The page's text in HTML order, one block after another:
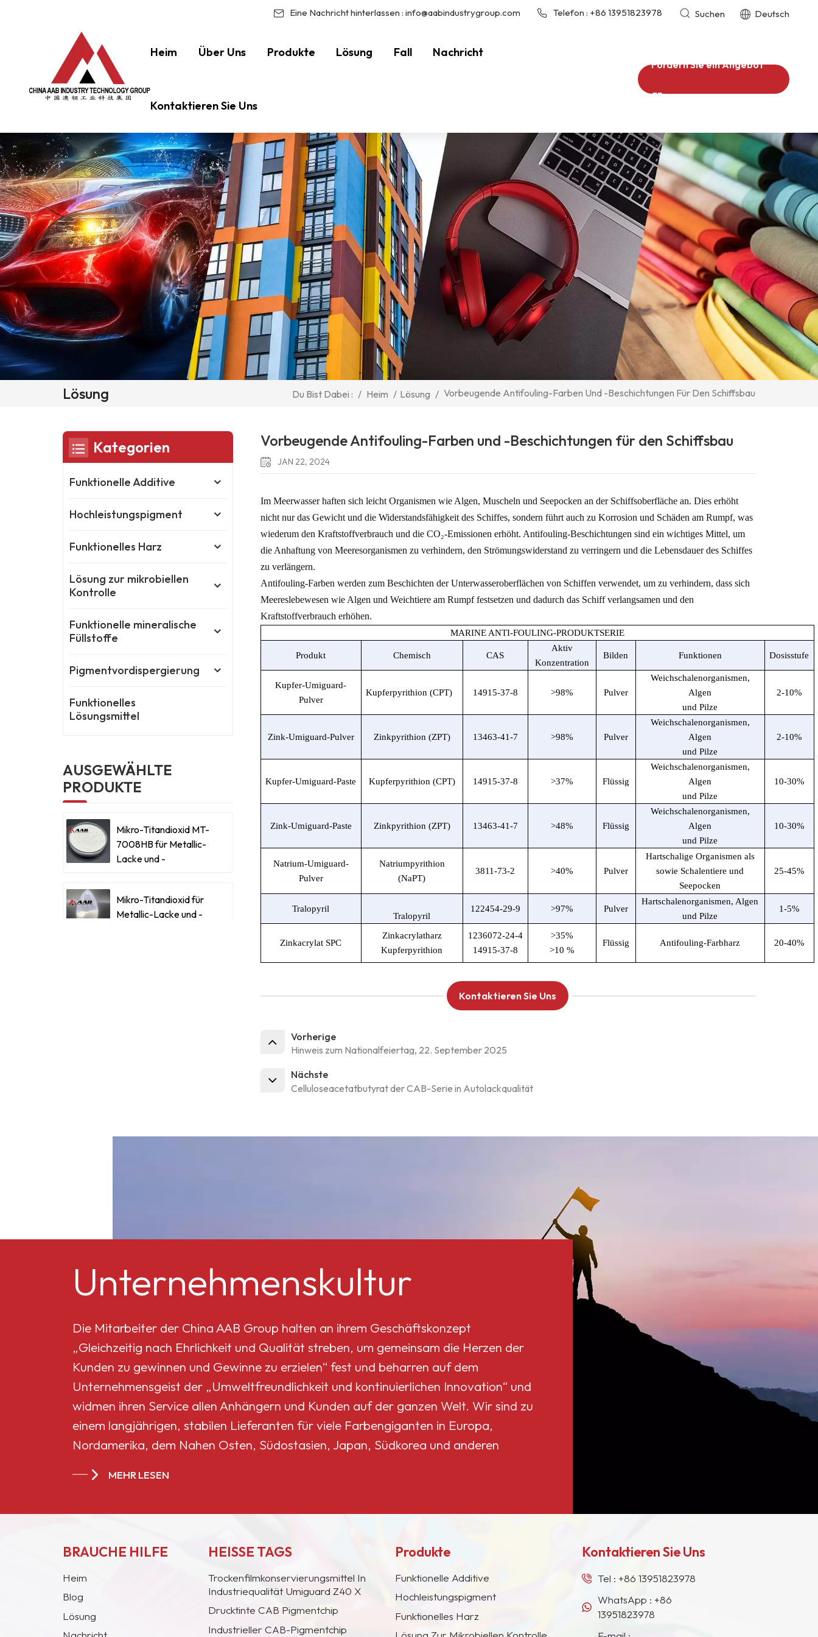
Eine Nachricht hinterlassen : info@aabindustrygroup.com Telefon : +86 13951823978 Suchen Deutsch
Heim Über Uns Produkte Lösung Fall Nachricht
Kontaktieren Sie Uns
Fordern Sie ein Angebot
an
Lösung Du Bist Dabei : / Heim / Lösung / Vorbeugende Antifouling-Farben Und -Beschichtungen Für Den Schiffsbau
Vorbeugende Antifouling-Farben und -Beschichtungen für den Schiffsbau
JAN 22, 2024
Im Meerwasser haften sich leicht Organismen wie Algen, Muscheln und Seepocken an der Schiffsoberfläche an. Dies erhöht
nicht nur das Gewicht und die Widerstandsfähigkeit des Schiffes, sondern führt auch zu Korrosion und Schäden am Rumpf, was
wiederum den Kraftstoffverbrauch und die CO₂-Emissionen erhöht. Antifouling-Beschichtungen sind ein wichtiges Mittel, um
die Anhaftung von Meeresorganismen zu verhindern, den Strömungswiderstand zu verringern und die Lebensdauer des Schiffes
zu verlängern.
Antifouling-Farben werden zum Beschichten der Unterwasseroberflächen von Schiffen verwendet, um zu verhindern, dass sich
Meereslebewesen wie Algen und Weichtiere am Rumpf festsetzen und dadurch das Schiff verlangsamen und den
Kraftstoffverbrauch erhöhen.
MARINE ANTI-FOULING-PRODUKTSERIE
Produkt Chemisch CAS
Aktiv
Konzentration
Bilden Funktionen Dosisstufe
Kupfer-Umiguard-
Pulver
Kupferpyrithion (CPT) 14915-37-8 >98% Pulver
Weichschalenorganismen,
Algen
und Pilze
2-10%
Zink-Umiguard-Pulver Zinkpyrithion (ZPT) 13463-41-7 >98% Pulver
Weichschalenorganismen,
Algen
und Pilze
2-10%
Kupfer-Umiguard-Paste Kupferpyrithion (CPT) 14915-37-8 >37% Flüssig
Weichschalenorganismen,
Algen
und Pilze
10-30%
Zink-Umiguard-Paste Zinkpyrithion (ZPT) 13463-41-7 >48% Flüssig
Weichschalenorganismen,
Algen
und Pilze
10-30%
Natrium-Umiguard-
Pulver
Natriumpyrithion
(NaPT)
3811-73-2 >40% Pulver
Hartschalige Organismen als
sowie Schalentiere und
Seepocken
25-45%
Tralopyril
Tralopyril
122454-29-9 >97% Pulver
Hartschalenorganismen, Algen
und Pilze
1-5%
Zinkacrylat SPC
Zinkacrylatharz
Kupferpyrithion
1236072-24-4
14915-37-8
>35%
>10 %
Flüssig Antifouling-Farbharz 20-40%
Kontaktieren Sie Uns
Vorherige
Hinweis zum Nationalfeiertag, 22. September 2025
Nächste
Celluloseacetatbutyrat der CAB-Serie in Autolackqualität
Kategorien
Funktionelle Additive
Hochleistungspigment
Funktionelles Harz
Lösung zur mikrobiellen
Kontrolle
Funktionelle mineralische
Füllstoffe
Pigmentvordispergierung
Funktionelles
Lösungsmittel
AUSGEWÄHLTE
PRODUKTE
Mikro-Titandioxid MT-
7008HB für Metallic-
Lacke und -
Mikro-Titandioxid für
Metallic-Lacke und -
China
Celluloseacetatbutyrat
CAB-551-0.2
Unternehmenskultur
Die Mitarbeiter der China AAB Group halten an ihrem Geschäftskonzept
„Gleichzeitig nach Ehrlichkeit und Qualität streben, um gemeinsam die Herzen der
Kunden zu gewinnen und Gewinne zu erzielen“ fest und beharren auf dem
Unternehmensgeist der „Umweltfreundlichkeit und kontinuierlichen Innovation“ und
widmen ihren Service allen Anhängern und Kunden auf der ganzen Welt. Wir sind zu
einem langjährigen, stabilen Lieferanten für viele Farbengiganten in Europa,
Nordamerika, dem Nahen Osten, Südostasien, Japan, Südkorea und anderen
MEHR LESEN
BRAUCHE HILFE
Heim
Blog
Lösung
HEISSE TAGS
Trockenfilmkonservierungsmittel In
Industriequalität Umiguard Z40 X
Drucktinte CAB Pigmentchip
Industrieller CAB-Pigmentchip
Produkte
Funktionelle Additive
Hochleistungspigment
Funktionelles Harz
Kontaktieren Sie Uns
Tel :+86 13951823978
WhatsApp :+86
13951823978